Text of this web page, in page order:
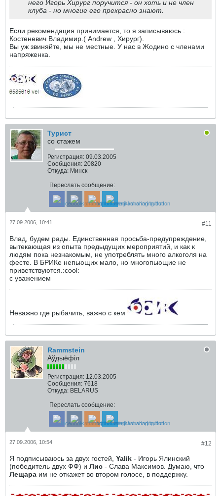
него Игорь Хирург поручится - он хоть и не член
клуба - но многие его прекрасно знают.
Если рекомендация принимается, то я записываюсь :
Костеневич Владимир.( Andrew , Хирург).
Вы уж звиняйте, мы не местные. У нас в Жодино с членами
напряженка.
Турист
со стажем
Регистрация: 09.03.2005
Сообщения: 20820
Откуда: Минск
Переслать сообщение:
#11
27.09.2006, 10:41
Влад, будем рады. Единственная просьба-предупреждение,
вытекающая из опыта предыдущих мероприятий, и как к
людям пока незнакомым, не употреблять много алкоголя на
фесте. В БРИКе непьющих мало, но многопьющие не
приветствуются.:cool:
с уважением
Неважно где рыбачить, важно с кем
Rammstein
Аўдыёфіл
Регистрация: 12.03.2005
Сообщения: 7618
Откуда: BELARUS
Переслать сообщение:
#12
27.09.2006, 10:54
Я подписываюсь за двух гостей, Yalik - Игорь Ялинский
(победитель двух ФФ) и Лис - Слава Максимов. Думаю, что
Лещара им не откажет во втором голосе, в поддержку.